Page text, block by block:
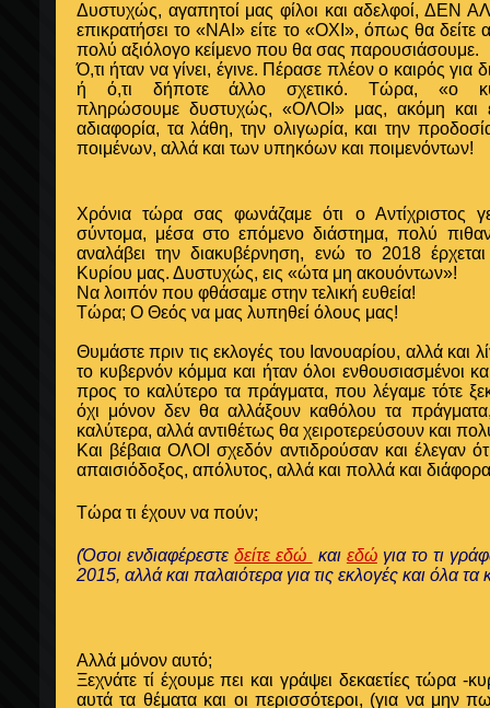
Δυστυχώς, αγαπητοί μας φίλοι και αδελφοί, ΔΕΝ
επικρατήσει το «ΝΑΙ» είτε το «ΟΧΙ», όπως θα δείτε
πολύ αξιόλογο κείμενο που θα σας παρουσιάσουμε.
Ό,τι ήταν να γίνει, έγινε. Πέρασε πλέον ο καιρός για
ή ό,τι δήποτε άλλο σχετικό. Τώρα, «ο
πληρώσουμε δυστυχώς, «ΟΛΟΙ» μας, ακόμη και
αδιαφορία, τα λάθη, την ολιγωρία, και την
ποιμένων, αλλά και των υπηκόων και ποιμενόντων!
Χρόνια τώρα σας φωνάζαμε ότι ο Αντίχριστος
σύντομα, μέσα στο επόμενο διάστημα, πολύ
αναλάβει την διακυβέρνηση, ενώ το 2018
Κυρίου μας. Δυστυχώς, εις «ώτα μη ακουόντων»!
Να λοιπόν που φθάσαμε στην τελική ευθεία!
Τώρα; Ο Θεός να μας λυπηθεί όλους μας!
Θυμάστε πριν τις εκλογές του Ιανουαρίου, αλλά και
το κυβερνόν κόμμα και ήταν όλοι ενθουσιασμένοι
προς το καλύτερο τα πράγματα, που λέγαμε τότε
όχι μόνον δεν θα αλλάξουν καθόλου τα
καλύτερα, αλλά αντιθέτως θα χειροτερεύσουν και
Και βέβαια ΟΛΟΙ σχεδόν αντιδρούσαν και έλεγαν
απαισιόδοξος, απόλυτος, αλλά και πολλά και
Τώρα τι έχουν να πούν;
(Όσοι ενδιαφέρεστεδείτε εδώ και εδώγια το τι
2015, αλλά και παλαιότερα για τις εκλογές και όλα τα
Αλλά μόνον αυτό;
Ξεχνάτε τί έχουμε πει και γράψει δεκαετίες τώρα -
αυτά τα θέματα και οι περισσότεροι, (για να μην